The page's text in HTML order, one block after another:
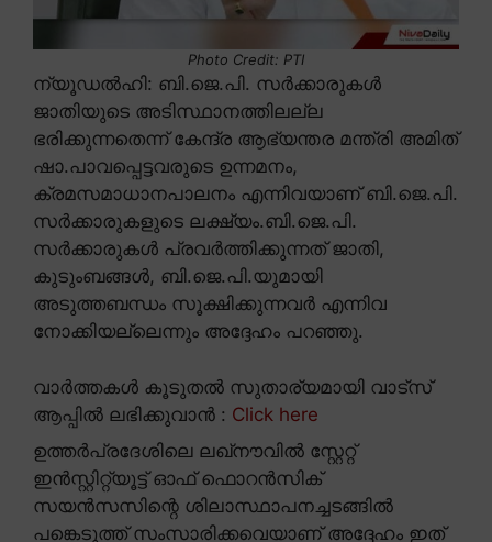
Photo Credit: PTI
ന്യൂഡൽഹി: ബി.ജെ.പി. സർക്കാരുകൾ
ജാതിയുടെ അടിസ്ഥാനത്തിലല്ല
ഭരിക്കുന്നതെന്ന് കേന്ദ്ര ആഭ്യന്തര മന്ത്രി അമിത്
ഷാ.പാവപ്പെട്ടവരുടെ ഉന്നമനം,
ക്രമസമാധാനപാലനം എന്നിവയാണ് ബി.ജെ.പി.
സർക്കാരുകളുടെ ലക്ഷ്യം.ബി.ജെ.പി.
സർക്കാരുകൾ പ്രവർത്തിക്കുന്നത് ജാതി,
കുടുംബങ്ങൾ, ബി.ജെ.പി.യുമായി
അടുത്തബന്ധം സൂക്ഷിക്കുന്നവർ എന്നിവ
നോക്കിയല്ലെന്നും അദ്ദേഹം പറഞ്ഞു.
വാർത്തകൾ കൂടുതൽ സുതാര്യമായി വാട്സ്
ആപ്പിൽ ലഭിക്കുവാൻ : Click here
ഉത്തർപ്രദേശിലെ ലഖ്നൗവിൽ സ്റ്റേറ്റ്
ഇൻസ്റ്റിറ്റ്യൂട്ട് ഓഫ് ഫൊറൻസിക്
സയൻസസിന്റെ ശിലാസ്ഥാപനച്ചടങ്ങിൽ
പങ്കെടുത്ത് സംസാരിക്കവെയാണ് അദ്ദേഹം ഇത്